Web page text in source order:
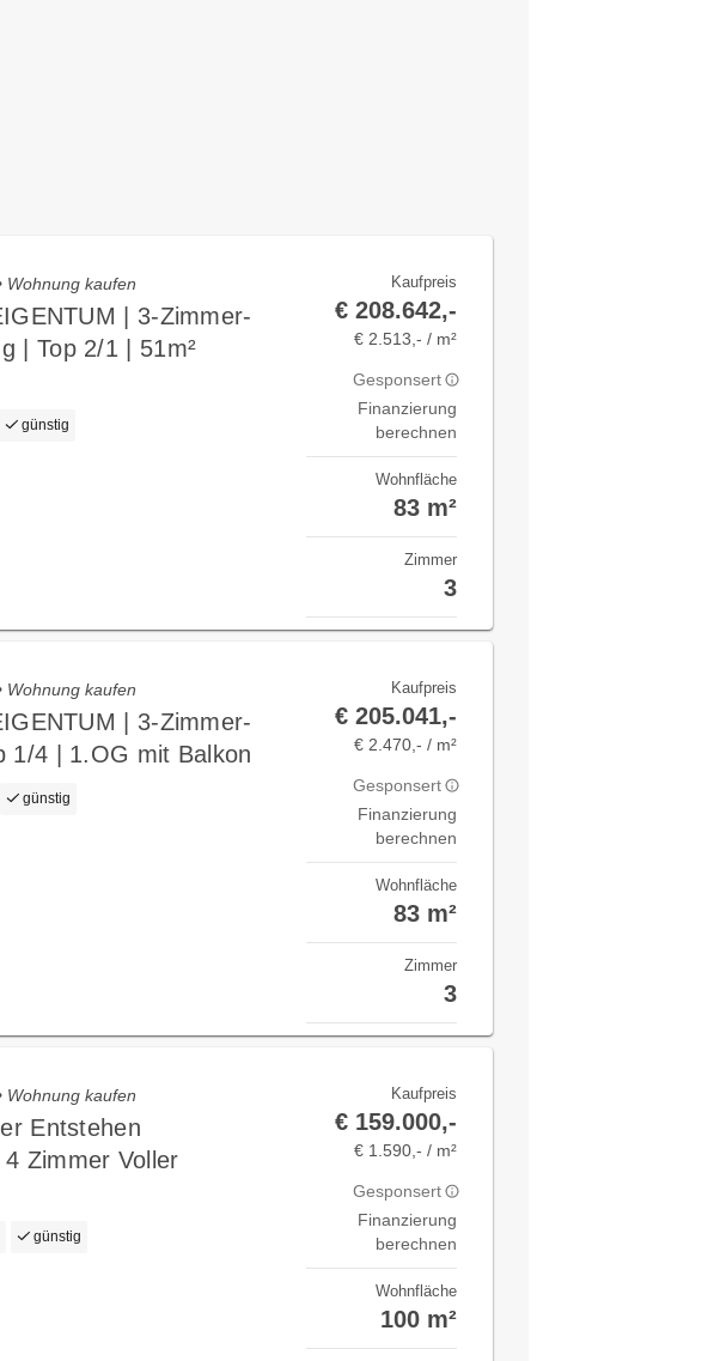
Wohnung kaufen
| 3-Zimmer-
| Top 2/1 | 51m²
günstig
Kaufpreis
€ 208.642,-
€ 2.513,- / m²
Gesponsert
Finanzierung
berechnen
Wohnfläche
83 m²
Zimmer
3
Wohnung kaufen
| 3-Zimmer-
1/4 | 1.OG mit Balkon
günstig
Kaufpreis
€ 205.041,-
€ 2.470,- / m²
Gesponsert
Finanzierung
berechnen
Wohnfläche
83 m²
Zimmer
3
Wohnung kaufen
Entstehen
Zimmer Voller
günstig
Kaufpreis
€ 159.000,-
€ 1.590,- / m²
Gesponsert
Finanzierung
berechnen
Wohnfläche
100 m²